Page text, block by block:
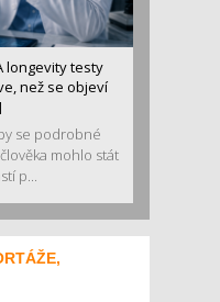
longevity testy
než se objeví
se podrobné
mohlo stát
p...